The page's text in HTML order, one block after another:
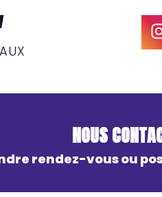
NOUS
rendez-vous ou